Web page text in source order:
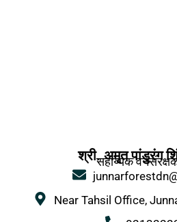
श्री. अमृत पांडुरंग
सहाय्यक
Near Tahsil Office,